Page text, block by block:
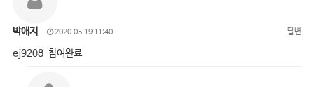
박애지 2020.05.19 11:40 답변
ej9208 참여완료